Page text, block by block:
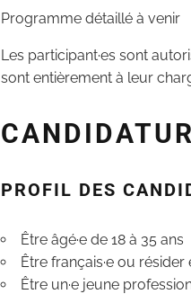
Programme détaillé à venir
Les participant·es sont
sont entièrement à leur
PROFIL DES
Être âgé·e de 18 à 35 ans
Être français·e ou
Être un·e jeune